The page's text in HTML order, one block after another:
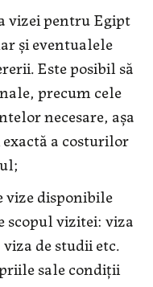
vizei pentru Egipt
și eventualele
Este posibil să
precum cele
necesare, așa
a costurilor
disponibile
scopul vizitei: viza
de studii etc.
sale condiții